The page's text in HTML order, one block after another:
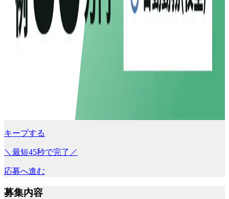
キープする
＼最短45秒で完了／
応募へ進む
募集内容